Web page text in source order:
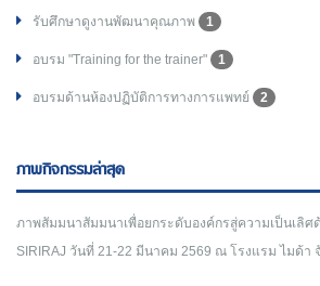
รับศึกษาดูงานพัฒนาคุณภาพ 1
อบรม "Training for the trainer" 1
อบรมด้านห้องปฏิบัติการทางการแพทย์ 2
ภาพกิจกรรมล่าสุด
ภาพสัมมนาสัมมนาเพื่อยกระดับองค์กรสู่ความเป็นเลิศ
SIRIRAJ วันที่ 21-22 มีนาคม 2569 ณ โรงแรม ไมด้า